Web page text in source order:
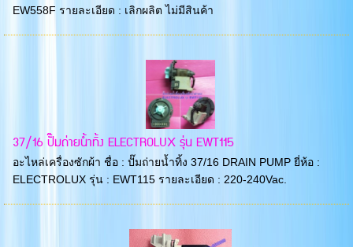
EW558F รายละเอียด : เลิกผลิต ไม่มีสินค้า
37/16 ปั๊มถ่ายน้ำทิ้ง ELECTROLUX รุ่น EWT115
อะไหล่เครื่องซักผ้า ชื่อ : ปั๊มถ่ายน้ำทิ้ง 37/16 DRAIN PUMP ยี่ห้อ :
ELECTROLUX รุ่น : EWT115 รายละเอียด : 220-240Vac.